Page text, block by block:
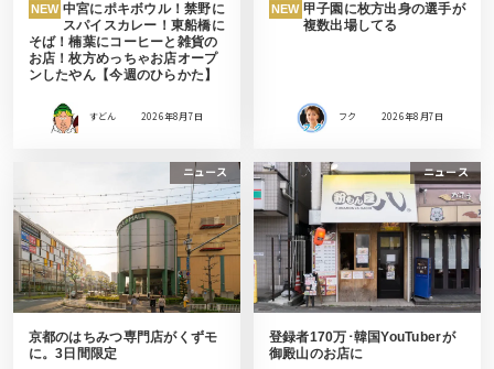
NEW 中宮にポキボウル！禁野に
スパイスカレー！東船橋に
そば！楠葉にコーヒーと雑貨の
お店！枚方めっちゃお店オープ
ンしたやん【今週のひらかた】
すどん 2026年8月7日
NEW 甲子園に枚方出身の選手が
複数出場してる
フク 2026年8月7日
ニュース
京都のはちみつ専門店がくずモ
に。3日間限定
ニュース
登録者170万･韓国YouTuberが
御殿山のお店に